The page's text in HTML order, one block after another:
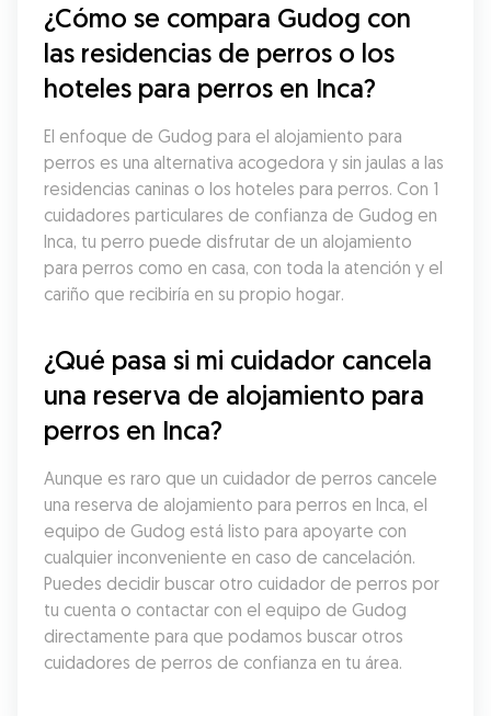
¿Cómo se compara Gudog con
las residencias de perros o los
hoteles para perros en Inca?
El enfoque de Gudog para el alojamiento para
perros es una alternativa acogedora y sin jaulas a las
residencias caninas o los hoteles para perros. Con 1
cuidadores particulares de confianza de Gudog en
Inca, tu perro puede disfrutar de un alojamiento
para perros como en casa, con toda la atención y el
cariño que recibiría en su propio hogar.
¿Qué pasa si mi cuidador cancela
una reserva de alojamiento para
perros en Inca?
Aunque es raro que un cuidador de perros cancele
una reserva de alojamiento para perros en Inca, el
equipo de Gudog está listo para apoyarte con
cualquier inconveniente en caso de cancelación.
Puedes decidir buscar otro cuidador de perros por
tu cuenta o contactar con el equipo de Gudog
directamente para que podamos buscar otros
cuidadores de perros de confianza en tu área.